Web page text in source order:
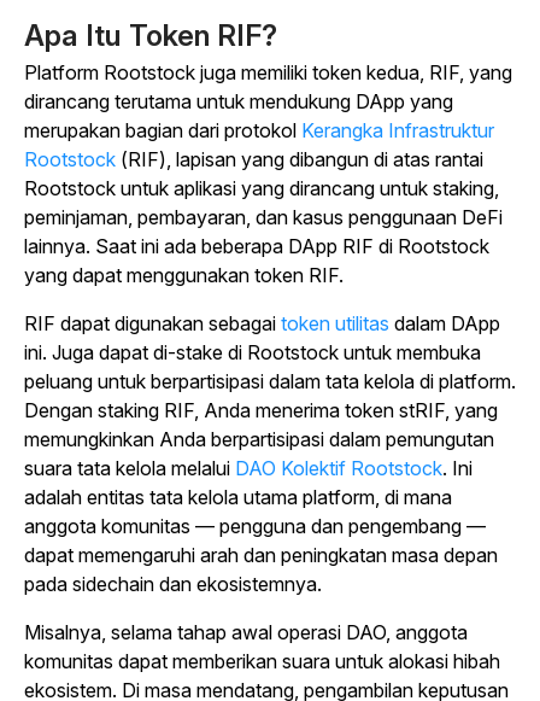
Apa Itu Token RIF?
Platform Rootstock juga memiliki token kedua, RIF, yang
dirancang terutama untuk mendukung DApp yang
merupakan bagian dari protokol Kerangka Infrastruktur
Rootstock (RIF), lapisan yang dibangun di atas rantai
Rootstock untuk aplikasi yang dirancang untuk staking,
peminjaman, pembayaran, dan kasus penggunaan DeFi
lainnya. Saat ini ada beberapa DApp RIF di Rootstock
yang dapat menggunakan token RIF.
RIF dapat digunakan sebagai token utilitas dalam DApp
ini. Juga dapat di-stake di Rootstock untuk membuka
peluang untuk berpartisipasi dalam tata kelola di platform.
Dengan staking RIF, Anda menerima token stRIF, yang
memungkinkan Anda berpartisipasi dalam pemungutan
suara tata kelola melalui DAO Kolektif Rootstock. Ini
adalah entitas tata kelola utama platform, di mana
anggota komunitas — pengguna dan pengembang —
dapat memengaruhi arah dan peningkatan masa depan
pada sidechain dan ekosistemnya.
Misalnya, selama tahap awal operasi DAO, anggota
komunitas dapat memberikan suara untuk alokasi hibah
ekosistem. Di masa mendatang, pengambilan keputusan